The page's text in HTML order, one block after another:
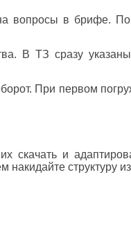
вопросы в брифе.
В ТЗ сразу
При первом
и
накидайте структуру